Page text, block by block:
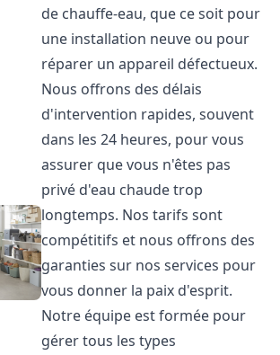
de chauffe-eau, que ce soit pour
une installation neuve ou pour
réparer un appareil défectueux.
Nous offrons des délais
d'intervention rapides, souvent
dans les 24 heures, pour vous
assurer que vous n'êtes pas
privé d'eau chaude trop
longtemps. Nos tarifs sont
compétitifs et nous offrons des
garanties sur nos services pour
vous donner la paix d'esprit.
Notre équipe est formée pour
gérer tous les types